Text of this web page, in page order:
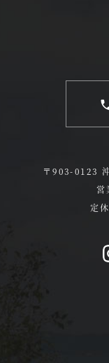
〒903-0123
定